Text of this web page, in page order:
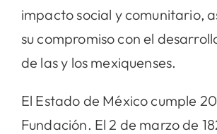
impacto social y comunitario,
su compromiso con el
de las y los mexiquenses.
El Estado de México cumple
Fundación. El 2 de marzo de